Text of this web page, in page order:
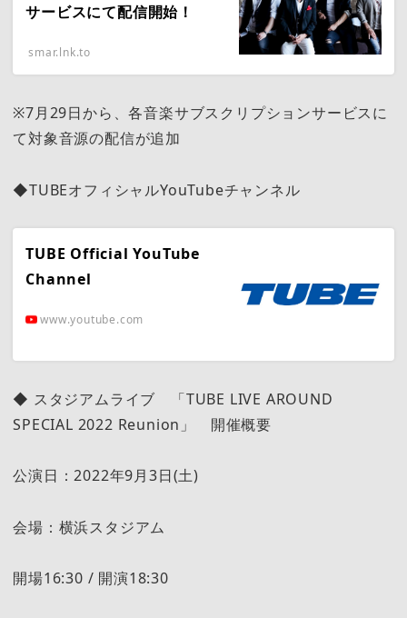
サービスにて配信開始！
smar.lnk.to
※7月29日から、各音楽サブスクリプションサービスに
て対象音源の配信が追加
◆TUBEオフィシャルYouTubeチャンネル
TUBE Official YouTube
Channel
www.youtube.com
◆ スタジアムライブ 「TUBE LIVE AROUND
SPECIAL 2022 Reunion」 開催概要
公演日：2022年9月3日(土)
会場：横浜スタジアム
開場16:30 / 開演18:30